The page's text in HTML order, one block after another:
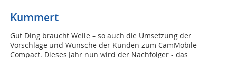
Kummert
Gut Ding braucht Weile – so auch die Umsetzung der
Vorschläge und Wünsche der Kunden zum CamMobile
Compact. Dieses Jahr nun wird der Nachfolger - das